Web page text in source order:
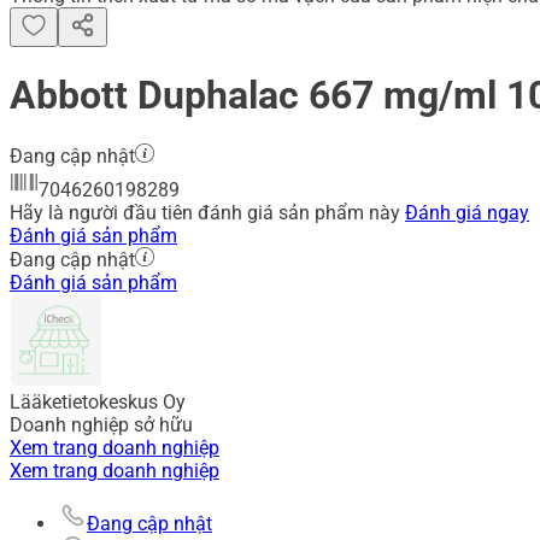
Abbott Duphalac 667 mg/ml
Đang cập nhật
7046260198289
Hãy là người đầu tiên đánh giá sản phẩm này Đánh giá ngay
Đánh giá sản phẩm
Đang cập nhật
Đánh giá sản phẩm
Lääketietokeskus Oy
Doanh nghiệp sở hữu
Xem trang doanh nghiệp
Xem trang doanh nghiệp
Đang cập nhật